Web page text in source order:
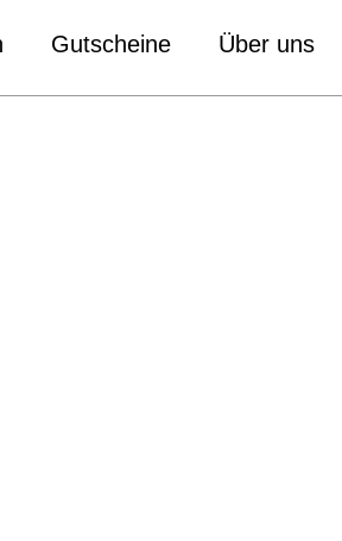
Gutscheine Über uns